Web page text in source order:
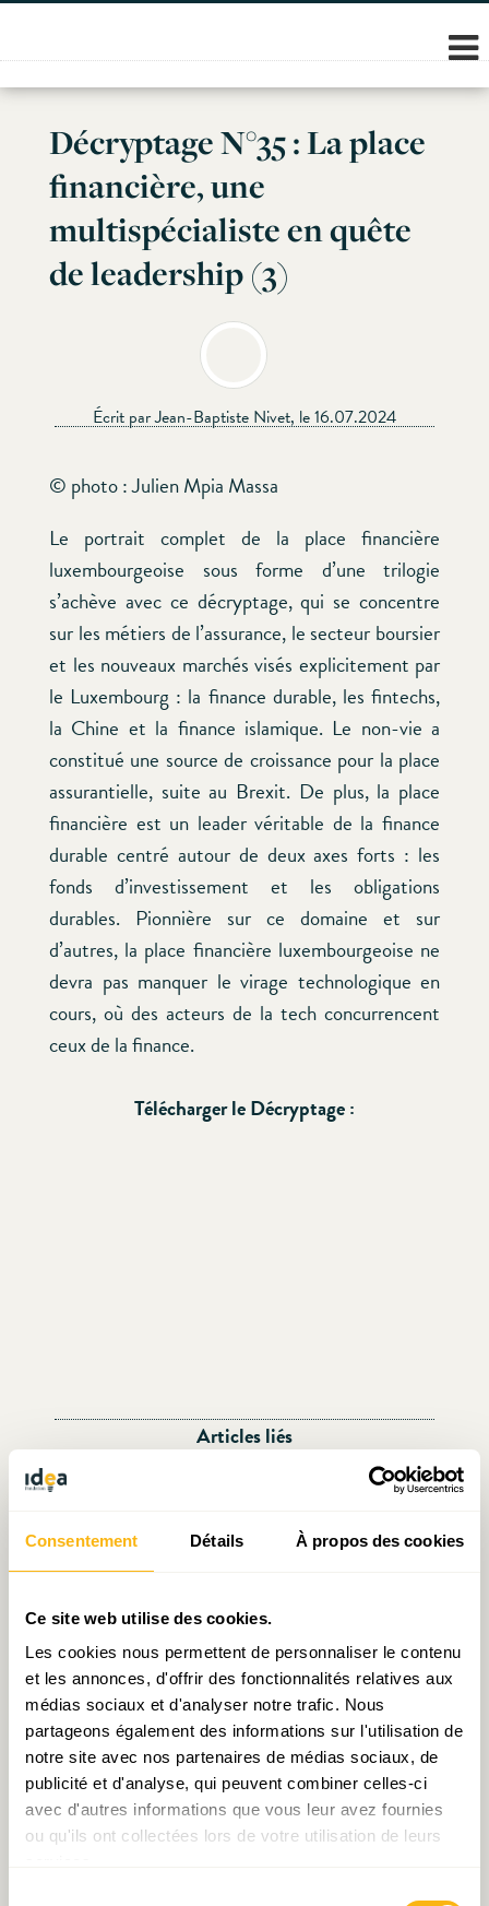
Consentement Détails À propos des cookies
Ce site web utilise des cookies.
Les cookies nous permettent de personnaliser le contenu
et les annonces, d'offrir des fonctionnalités relatives aux
médias sociaux et d'analyser notre trafic. Nous
partageons également des informations sur l'utilisation de
notre site avec nos partenaires de médias sociaux, de
publicité et d'analyse, qui peuvent combiner celles-ci
avec d'autres informations que vous leur avez fournies
ou qu'ils ont collectées lors de votre utilisation de leurs
Skip
content
Décryptage N°35 : La place
financière, une
multispécialiste en quête
de leadership (3)
Écrit par Jean-Baptiste Nivet, le 16.07.2024
© photo : Julien Mpia Massa
Le portrait complet de la place financière
luxembourgeoise sous forme d’une trilogie
s’achève avec ce décryptage, qui se concentre
sur les métiers de l’assurance, le secteur boursier
et les nouveaux marchés visés explicitement par
le Luxembourg : la finance durable, les fintechs,
la Chine et la finance islamique. Le non-vie a
constitué une source de croissance pour la place
assurantielle, suite au Brexit. De plus, la place
financière est un leader véritable de la finance
durable centré autour de deux axes forts : les
fonds d’investissement et les obligations
durables. Pionnière sur ce domaine et sur
d’autres, la place financière luxembourgeoise ne
devra pas manquer le virage technologique en
cours, où des acteurs de la tech concurrencent
ceux de la finance.
Télécharger le Décryptage :
Articles liés
Décryptage N°33 : La
place financière, une
multispécialiste en quête de
leadership (1)
Décryptage N°34 : La
place financière, une
multispécialiste en quête de
leadership (2)